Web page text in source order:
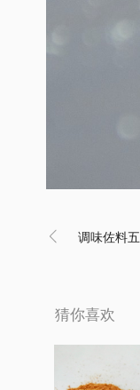
 调味佐料五
猜你喜欢